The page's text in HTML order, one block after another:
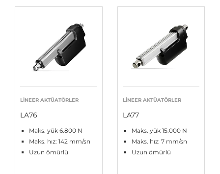
LINEER AKTÜATÖRLER
LA76
Maks. yük 6.800 N
Maks. hız: 142 mm/sn
Uzun ömürlü
LINEER AKTÜATÖRLER
LA77
Maks. yük 15.000 N
Maks. hız: 7 mm/sn
Uzun ömürlü